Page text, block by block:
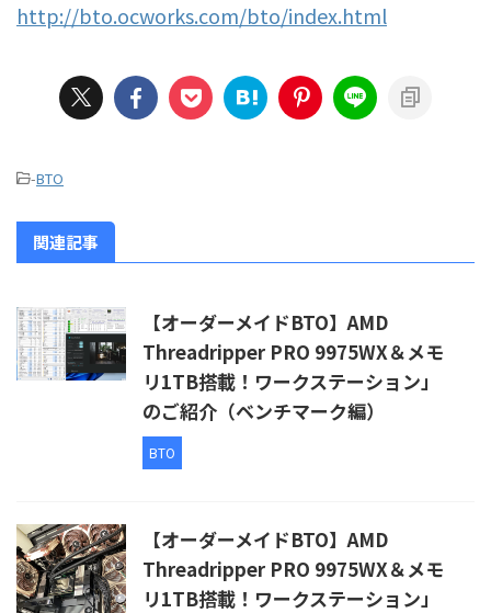
http://bto.ocworks.com/bto/index.html
-BTO
関連記事
【オーダーメイドBTO】AMD
Threadripper PRO 9975WX＆メモ
リ1TB搭載！ワークステーション」
のご紹介（ベンチマーク編）
BTO
【オーダーメイドBTO】AMD
Threadripper PRO 9975WX＆メモ
リ1TB搭載！ワークステーション」